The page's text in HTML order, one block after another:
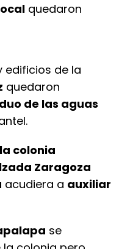
quedaron
edificios de la
quedaron
de las aguas
colonia
Zaragoza
acudiera a auxiliar
se